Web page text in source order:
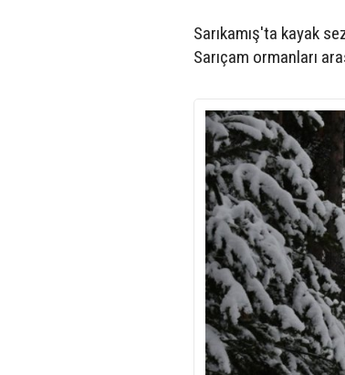
Sarıkamış'ta kayak
Sarıçam ormanları